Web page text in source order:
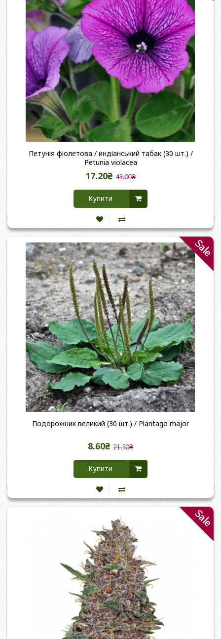
Петунія фіолетова / индіанський табак (30 шт.) /
Petunia violacea
17.20₴ 43.00₴
Купити
Sale
Подорожник великий (30 шт.) / Plantago major
8.60₴ 21.50₴
Купити
Sale